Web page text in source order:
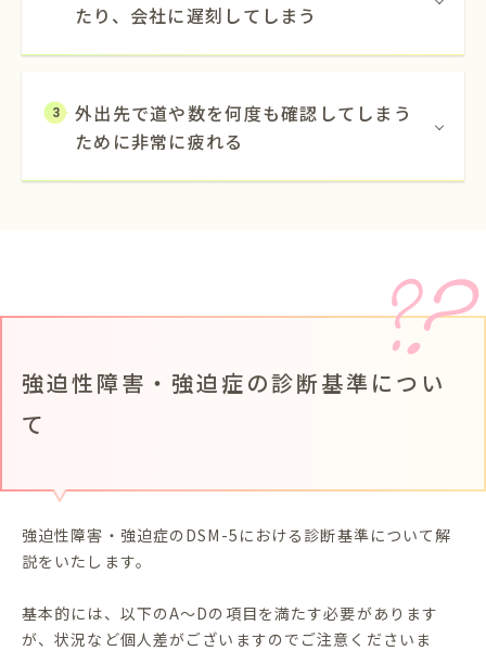
たり、会社に遅刻してしまう
3
外出先で道や数を何度も確認してしまう
ために非常に疲れる
強迫性障害・強迫症の診断基準につい
て
強迫性障害・強迫症のDSM-5における診断基準について解
説をいたします。
基本的には、以下のA～Dの項目を満たす必要があります
が、状況など個人差がございますのでご注意くださいま